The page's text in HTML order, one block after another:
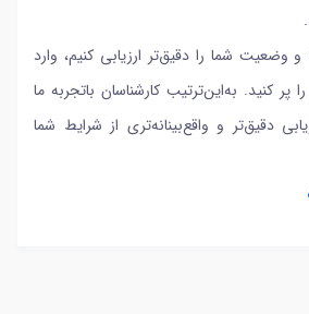
و وضعیت شما را دقیق‌تر ارزیابی کنیم، وارد
پر کنید. به‌این‌ترتیب کارشناسان باتجربه ما
دقیق‌تر و واقع‌بینانه‌تری از شرایط شما